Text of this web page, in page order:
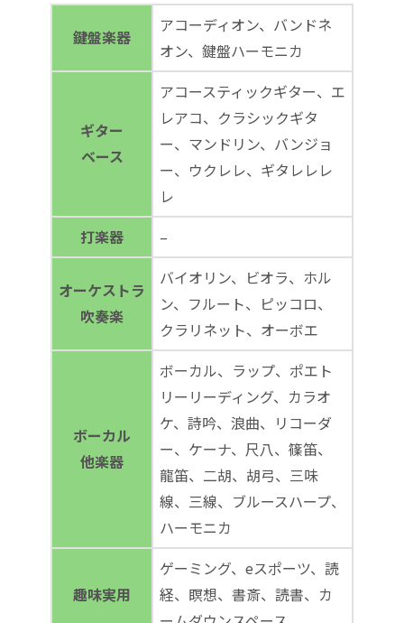
鍵盤楽器
アコーディオン、バンドネ
オン、鍵盤ハーモニカ
ギター
ベース
アコースティックギター、エ
レアコ、クラシックギタ
ー、マンドリン、バンジョ
ー、ウクレレ、ギタレレレ
レ
打楽器
–
オーケストラ
吹奏楽
バイオリン、ビオラ、ホル
ン、フルート、ピッコロ、
クラリネット、オーボエ
ボーカル
他楽器
ボーカル、ラップ、ポエト
リーリーディング、カラオ
ケ、詩吟、浪曲、リコーダ
ー、ケーナ、尺八、篠笛、
龍笛、二胡、胡弓、三味
線、三線、ブルースハープ、
ハーモニカ
趣味実用
ゲーミング、eスポーツ、読
経、瞑想、書斎、読書、カ